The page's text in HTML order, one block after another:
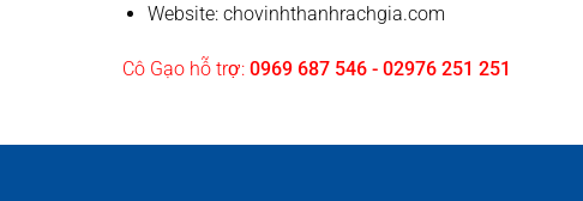
Website: chovinhthanhrachgia.com
Cô Gạo hỗ trợ: 0969 687 546 - 02976 251 251